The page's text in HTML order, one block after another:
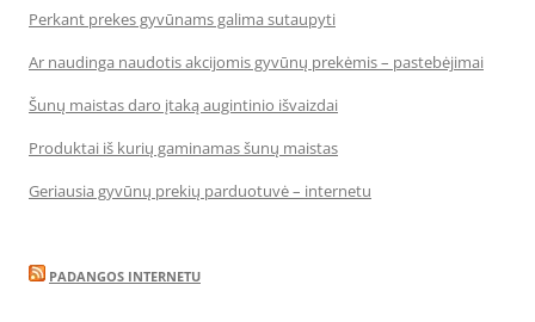
Perkant prekes gyvūnams galima sutaupyti
Ar naudinga naudotis akcijomis gyvūnų prekėmis – pastebėjimai
Šunų maistas daro įtaką augintinio išvaizdai
Produktai iš kurių gaminamas šunų maistas
Geriausia gyvūnų prekių parduotuvė – internetu
PADANGOS INTERNETU